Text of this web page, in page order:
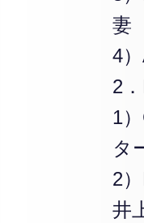
妻
4
2
1
タ
2
井